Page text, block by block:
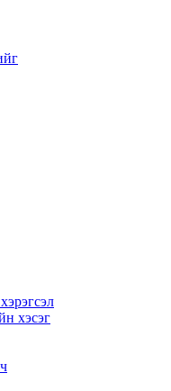
хэсэг